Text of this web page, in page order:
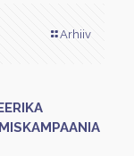
Arhiiv